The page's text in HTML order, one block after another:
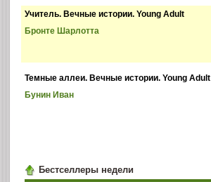
Учитель. Вечные истории. Young Adult
Бронте Шарлотта
Темные аллеи. Вечные истории. Young Adult
Бунин Иван
Бестселлеры недели